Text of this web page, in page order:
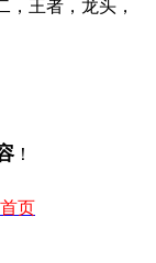
王者，龙头，
！
首页